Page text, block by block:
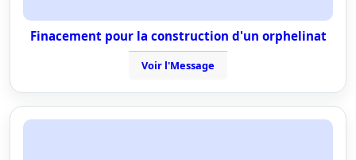
Finacement pour la construction d'un orphelinat
Voir l'Message